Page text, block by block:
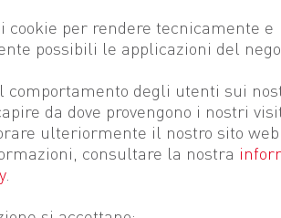
cookie per rendere tecnicamente e
possibili le applicazioni del
comportamento degli utenti sui
da dove provengono i nostri
ulteriormente il nostro sito
consultare la nostra
.